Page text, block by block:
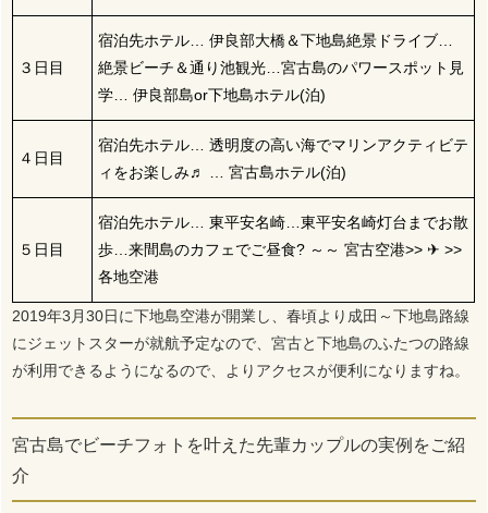
３日目
宿泊先ホテル… 伊良部大橋＆下地島絶景ドライブ…
絶景ビーチ＆通り池観光…宮古島のパワースポット見
学… 伊良部島or下地島ホテル(泊)
４日目
宿泊先ホテル… 透明度の高い海でマリンアクティビテ
ィをお楽しみ♬ … 宮古島ホテル(泊)
５日目
宿泊先ホテル… 東平安名崎…東平安名崎灯台までお散
歩…来間島のカフェでご昼食? ～～ 宮古空港>> ✈ >>
各地空港
2019年3月30日に下地島空港が開業し、春頃より成田～下地島路線
にジェットスターが就航予定なので、宮古と下地島のふたつの路線
が利用できるようになるので、よりアクセスが便利になりますね。
宮古島でビーチフォトを叶えた先輩カップルの実例をご紹
介